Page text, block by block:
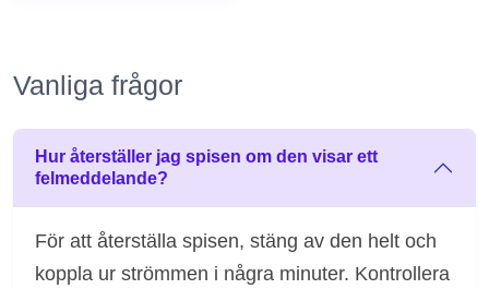
Vanliga frågor
Hur återställer jag spisen om den visar ett
felmeddelande?
För att återställa spisen, stäng av den helt och
koppla ur strömmen i några minuter. Kontrollera